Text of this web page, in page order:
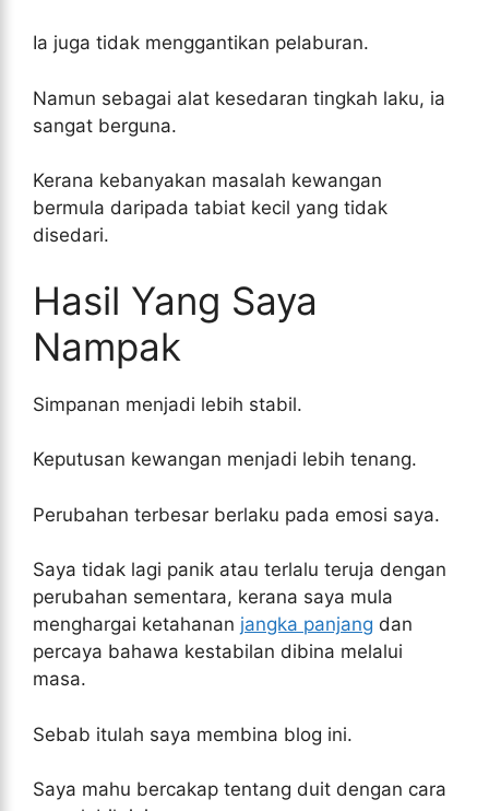
Ia juga tidak menggantikan pelaburan.
Namun sebagai alat kesedaran tingkah laku, ia
sangat berguna.
Kerana kebanyakan masalah kewangan
bermula daripada tabiat kecil yang tidak
disedari.
Hasil Yang Saya
Nampak
Simpanan menjadi lebih stabil.
Keputusan kewangan menjadi lebih tenang.
Perubahan terbesar berlaku pada emosi saya.
Saya tidak lagi panik atau terlalu teruja dengan
perubahan sementara, kerana saya mula
menghargai ketahanan jangka panjang dan
percaya bahawa kestabilan dibina melalui
masa.
Sebab itulah saya membina blog ini.
Saya mahu bercakap tentang duit dengan cara